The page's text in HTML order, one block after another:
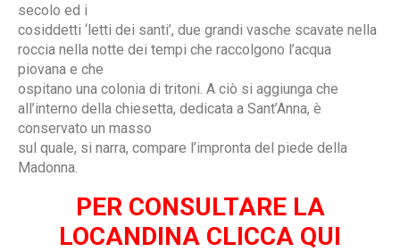
secolo ed i
cosiddetti ‘letti dei santi’, due grandi vasche scavate nella
roccia nella notte dei tempi che raccolgono l’acqua
piovana e che
ospitano una colonia di tritoni. A ciò si aggiunga che
all’interno della chiesetta, dedicata a Sant’Anna, è
conservato un masso
sul quale, si narra, compare l’impronta del piede della
Madonna.
PER CONSULTARE LA
LOCANDINA CLICCA QUI